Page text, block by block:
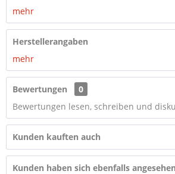
mehr
Herstellerangaben
mehr
Bewertungen
0
Bewertungen lesen, schreiben und
Kunden kauften auch
Kunden haben sich ebenfalls angesehen